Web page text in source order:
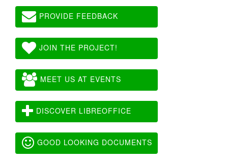
PROVIDE FEEDBACK
JOIN THE PROJECT!
MEET US AT EVENTS
DISCOVER LIBREOFFICE
GOOD LOOKING DOCUMENTS